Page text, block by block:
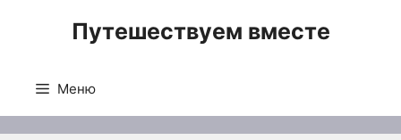
Путешествуем вместе
Меню